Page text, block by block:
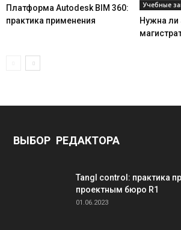
Платформа Autodesk BIM 360:
практика применения
Учебные
Нужна ли
ВЫБОР РЕДАКТОРА
Tangl control: практика
проектным бюро R1
01.06.2023